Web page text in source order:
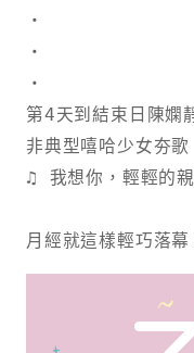
・
・
・
第4天到結束日陳嫻
非典型嘻哈少女夯歌
♫ 我想你，輕輕的
月經就這樣輕巧